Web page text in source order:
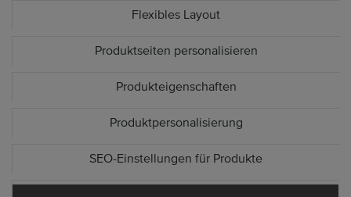
Flexibles Layout
Produktseiten personalisieren
Produkteigenschaften
Produktpersonalisierung
SEO-Einstellungen für Produkte